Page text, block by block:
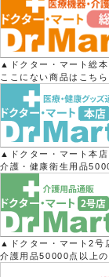
▲ドクター・マート総
ここにない商品はこち
▲ドクター・マート本
介護・健康衛生用品
▲ドクター・マート2号
介護用品50000点以上の